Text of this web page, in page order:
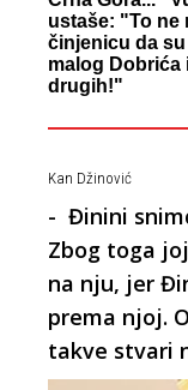
ustaše: "To ne
činjenicu da
malog Dobrića
drugih!"
Kan Džinović
- Đinini
Zbog toga
na nju, jer
prema njoj.
takve stvari